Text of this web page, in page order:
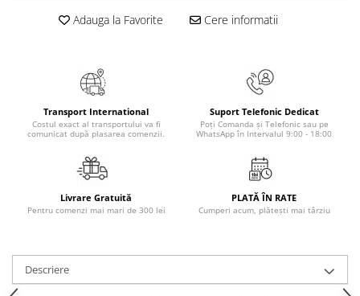
Elevi de 10 plus
Ma pregatesc pentru scoala
Manuale - Carte Scolara
Clasa a II-a
Clasa a V-a
Clasa a VIII-a
Clasa I
Adauga la Favorite Cere informatii
Transport International
Costul exact al transportului va fi
comunicat după plasarea comenzii.
Suport Telefonic Dedicat
Poți Comanda și Telefonic sau pe
WhatsApp în Intervalul 9:00 - 18:00
Livrare Gratuită
Pentru comenzi mai mari de 300 lei
PLATĂ ÎN RATE
Cumperi acum, plătești mai târziu
Descriere